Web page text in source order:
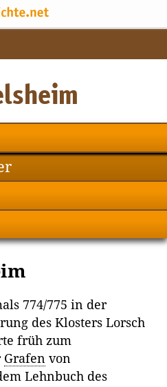
774/775 in der
des Klosters Lorsch
früh zum
Grafen von
Lehnbuch des